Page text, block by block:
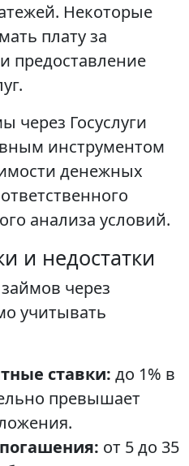
Некоторые
плату за
предоставление
через Госуслуги
инструментом
денежных
анализа условий.
и недостатки
через
учитывать
ставки: до 1% в
превышает
от 5 до 35